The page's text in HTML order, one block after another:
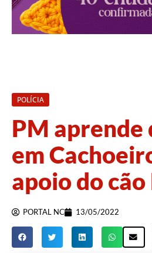
POLÍCIA
PM aprende
em
apoio do
PORTAL NC 13/05/2022